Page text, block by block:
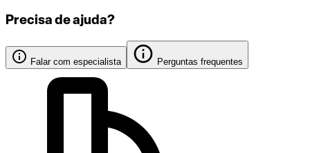
Precisa de ajuda?
Falar com especialista Perguntas frequentes